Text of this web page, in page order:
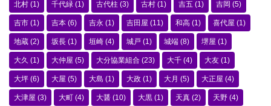
北村 (1) 千代緑 (1) 古代柱 (3) 古村 (1) 吉五 (1) 吉岡 (5)
吉市 (1) 吉本 (6) 吉永 (1) 吉田屋 (11) 和高 (1) 喜代屋 (1)
地蔵 (2) 坂長 (1) 垣崎 (4) 城戸 (1) 城端 (8) 堺屋 (1)
大久 (1) 大仲屋 (5) 大分協業組合 (23) 大千 (4) 大友 (1)
大坪 (6) 大屋 (5) 大島 (1) 大政 (1) 大月 (5) 大正屋 (4)
大津屋 (3) 大町 (4) 大醤 (10) 大黒 (1) 天真 (2) 天野 (4)